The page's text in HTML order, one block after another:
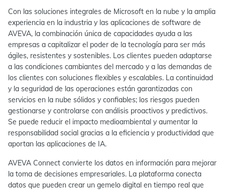
Con las soluciones integrales de Microsoft en la nube y la amplia
experiencia en la industria y las aplicaciones de software de
AVEVA, la combinación única de capacidades ayuda a las
empresas a capitalizar el poder de la tecnología para ser más
ágiles, resistentes y sostenibles. Los clientes pueden adaptarse
a las condiciones cambiantes del mercado y a las demandas de
los clientes con soluciones flexibles y escalables. La continuidad
y la seguridad de las operaciones están garantizadas con
servicios en la nube sólidos y confiables; los riesgos pueden
gestionarse y controlarse con análisis proactivos y predictivos.
Se puede reducir el impacto medioambiental y aumentar la
responsabilidad social gracias a la eficiencia y productividad que
aportan las aplicaciones de IA.
AVEVA Connect convierte los datos en información para mejorar
la toma de decisiones empresariales. La plataforma conecta
datos que pueden crear un gemelo digital en tiempo real que